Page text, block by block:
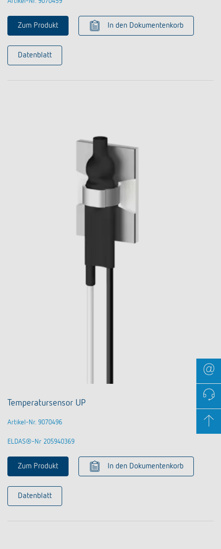
Zum Produkt In den Dokumentenkorb
Datenblatt
Temperatursensor UP
Artikel-Nr. 9070496
ELDAS®-Nr 205940369
Zum Produkt In den Dokumentenkorb
Datenblatt